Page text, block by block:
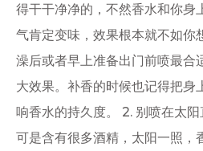
得干干净净的，不然香水和你身
气肯定变味，效果根本就不如你
澡后或者早上准备出门前喷最合
大效果。补香的时候也记得把身
响香水的持久度。 2. 别喷在太
可是含有很多酒精，太阳一照，